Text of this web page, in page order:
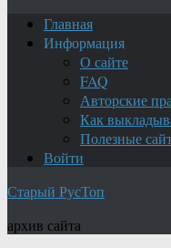
Главная
Информация
О сайте
FAQ
Авторские
Как
Полезные
Войти
Старый РусТоп
архив сайта